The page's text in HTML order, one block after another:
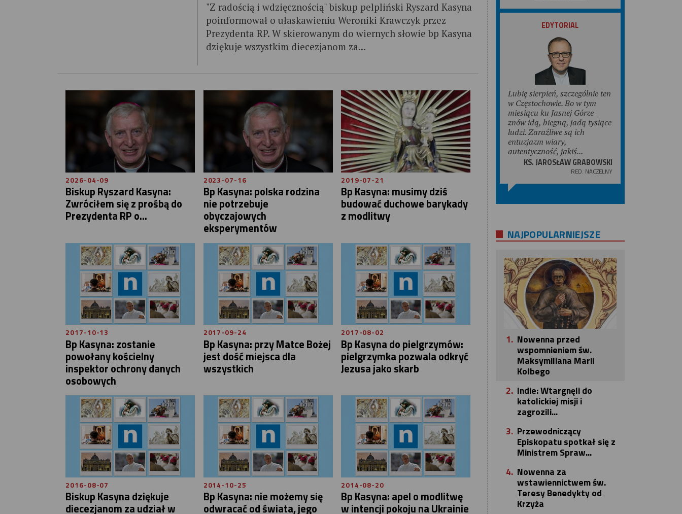
"Z radością i wdzięcznością" biskup pelpliński Ryszard Kasyna
poinformował o ułaskawieniu Weroniki Krawczyk przez
Prezydenta RP. W skierowanym do wiernych słowie bp Kasyna
dziękuje wszystkim diecezjanom za...
2026-04-09
Biskup Ryszard Kasyna:
Zwróciłem się z prośbą do
Prezydenta RP o...
2023-07-16
Bp Kasyna: polska rodzina
nie potrzebuje
obyczajowych
eksperymentów
2019-07-21
Bp Kasyna: musimy dziś
budować duchowe barykady
z modlitwy
2017-10-13
Bp Kasyna: zostanie
powołany kościelny
inspektor ochrony danych
osobowych
2017-09-24
Bp Kasyna: przy Matce Bożej
jest dość miejsca dla
wszystkich
2017-08-02
Bp Kasyna do pielgrzymów:
pielgrzymka pozwala odkryć
Jezusa jako skarb
2016-08-07
Biskup Kasyna dziękuje
diecezjanom za udział w
2014-10-25
Bp Kasyna: nie możemy się
odwracać od świata, jego
2014-08-20
Bp Kasyna: apel o modlitwę
w intencji pokoju na Ukrainie
ZOBACZ
EDYTORIAL
Lubię sierpień, szczególnie ten
w Częstochowie. Bo w tym
miesiącu ku Jasnej Górze
znów idą, biegną, jadą tysiące
ludzi. Zaraźliwe są ich
entuzjazm wiary,
autentyczność, jakiś...
KS. JAROSŁAW GRABOWSKI
RED. NACZELNY
NAJPOPULARNIEJSZE
1. Nowenna przed
wspomnieniem św.
Maksymiliana Marii
Kolbego
2. Indie: Wtargnęli do
katolickiej misji i
zagrozili...
3. Przewodniczący
Episkopatu spotkał się z
Ministrem Spraw...
4. Nowenna za
wstawiennictwem św.
Teresy Benedykty od
Krzyża